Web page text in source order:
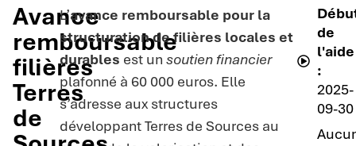
Avance
remboursable
filières
Terres
de
L’avance remboursable pour la
structuration de filières locales et
durables est unsoutien financier
plafonné à 60 000 euros. Elle
s’adresse aux structures
développant Terres de Sources au
de
l'aide
:
2025-
09-30